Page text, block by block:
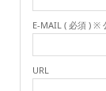
E-MAIL ( 必須 ) ※
URL